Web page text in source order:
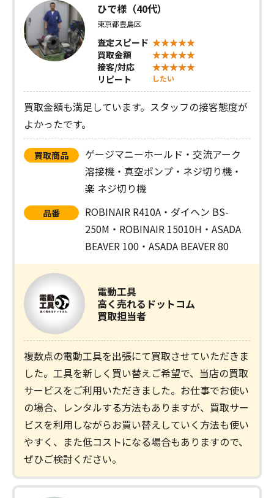
ひで様（40代）
東京都豊島区
査定スピード
買取金額
接客/対応
リピート
したい
買取金額も満足しています。スタッフの接客態度が
よかったです。
買取商品
ゲージマニーホールド・交流アーク
溶接機・真空ポンプ・ネジ切り機・
楽 ネジ切り機
品番
ROBINAIR R410A・ダイヘン BS-
250M・ROBINAIR 15010H・ASADA
BEAVER 100・ASADA BEAVER 80
電動工具
高く売れるドットコム
買取担当者
複数点の電動工具を出張にて買取させていただきま
した。工具を新しく買い替えご希望で、当店の買取
サービスをご利用いただきました。お仕事でお使い
の場合、レンタルする方法もありますが、買取サー
ビスを利用しながらお買い替えしていく方法も使い
やすく、また低コストになる場合もありますので、
ぜひご検討ください。